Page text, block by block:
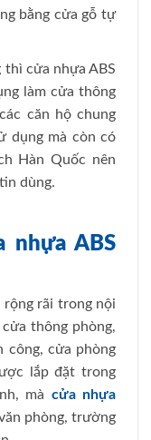
bằng cửa gỗ tự
cửa nhựa ABS
làm cửa thông
căn hộ chung
dụng mà còn có
Hàn Quốc nên
dùng.
nhựa ABS
rãi trong nội
thông phòng,
công, cửa phòng
lắp đặt trong
mà cửa nhựa
phòng, trường